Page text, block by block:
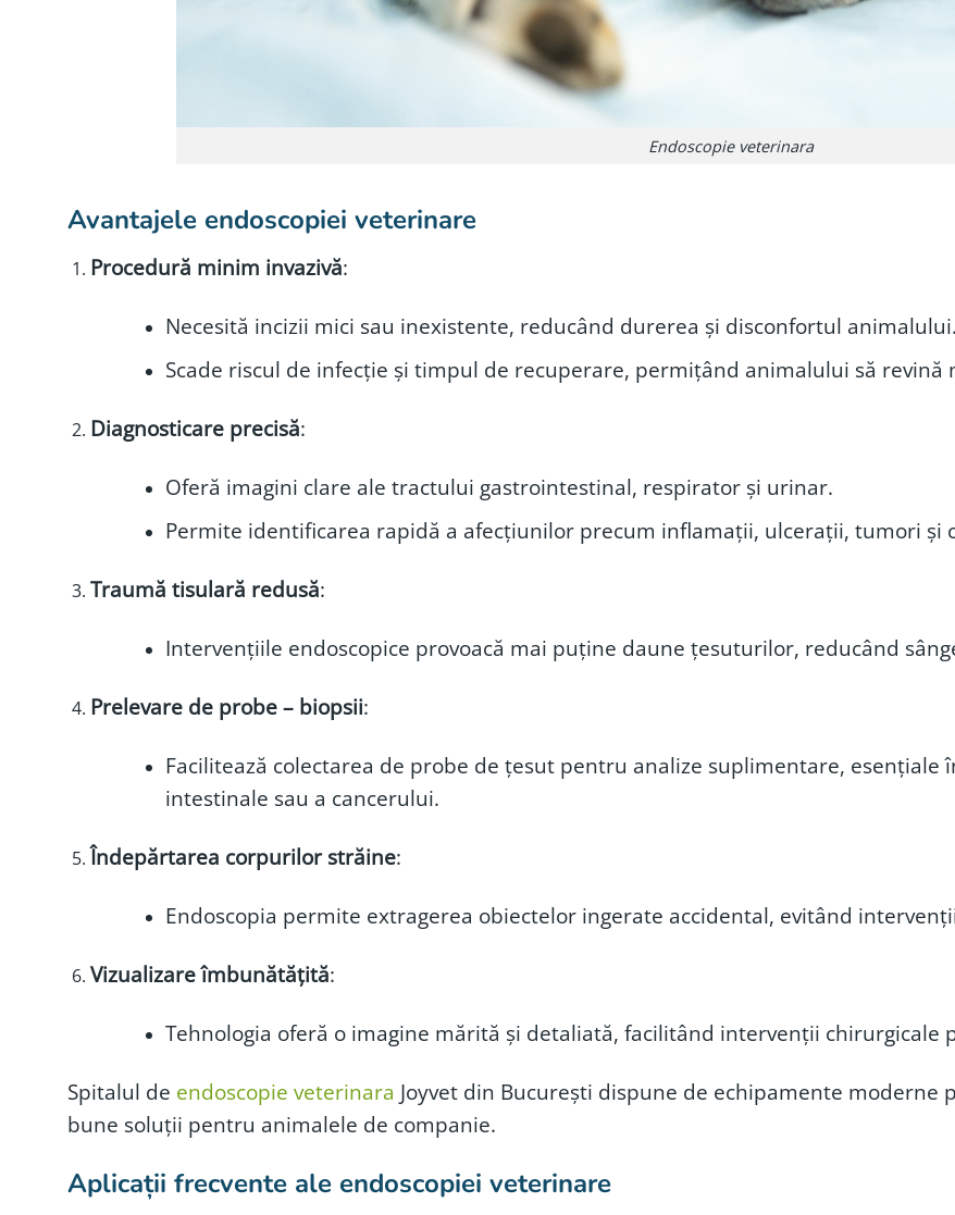
Endoscopie veterinara
Avantajele endoscopiei veterinare
Procedură minim invazivă:
Necesită incizii mici sau inexistente, reducând durerea și disconfortul animalului.
Scade riscul de infecție și timpul de recuperare, permițând animalului să
Diagnosticare precisă:
Oferă imagini clare ale tractului gastrointestinal, respirator și urinar.
Permite identificarea rapidă a afecțiunilor precum inflamații, ulcerații, tumori și
Traumă tisulară redusă:
Intervențiile endoscopice provoacă mai puține daune țesuturilor, reducând
Prelevare de probe – biopsii:
Facilitează colectarea de probe de țesut pentru analize suplimentare,
intestinale sau a cancerului.
Îndepărtarea corpurilor străine:
Endoscopia permite extragerea obiectelor ingerate accidental, evitând
Vizualizare îmbunătățită:
Tehnologia oferă o imagine mărită și detaliată, facilitând intervenții chirurgicale
Spitalul de endoscopie veterinara Joyvet din București dispune de echipamente
bune soluții pentru animalele de companie.
Aplicații frecvente ale endoscopiei veterinare